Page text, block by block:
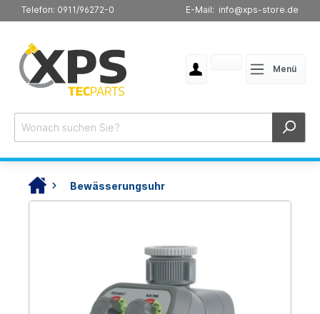
Telefon: 0911/96272-0 E-Mail: info@xps-store.de
Menü
Bewässerungsuhr